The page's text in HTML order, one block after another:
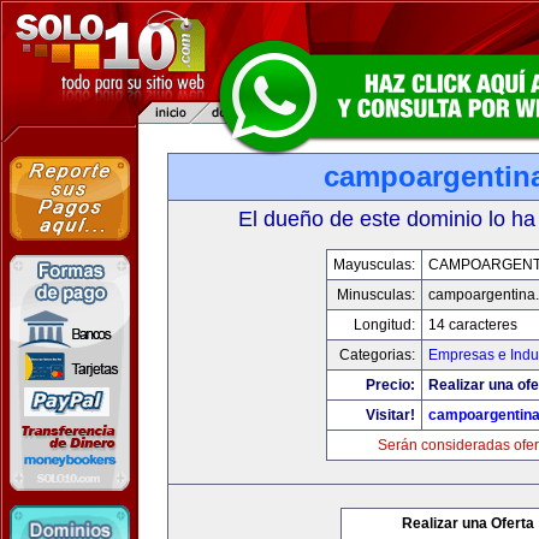
El dueño de este dominio lo
Mayusculas:
Minusculas:
Longitud:
14 caracteres
Categorias:
Empresas e
Precio:
Realizar una
Visitar!
Serán consideradas
Realizar una Oferta